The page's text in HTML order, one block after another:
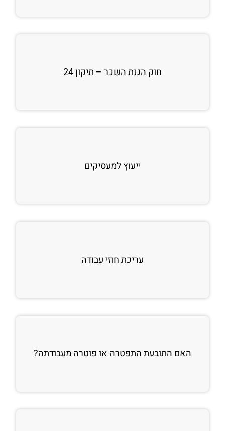
חוק הגנת השכר – תיקון 24
ייעוץ למעסיקים
עריכת חוזי עבודה
האם התובעת התפטרה או פוטרה מעבודתה?